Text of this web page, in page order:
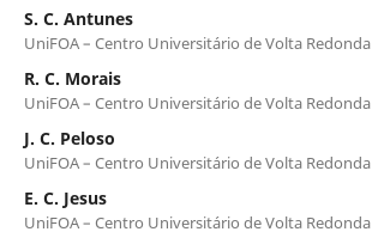
S. C. Antunes
UniFOA – Centro Universitário de Volta Redonda
R. C. Morais
UniFOA – Centro Universitário de Volta Redonda
J. C. Peloso
UniFOA – Centro Universitário de Volta Redonda
E. C. Jesus
UniFOA – Centro Universitário de Volta Redonda